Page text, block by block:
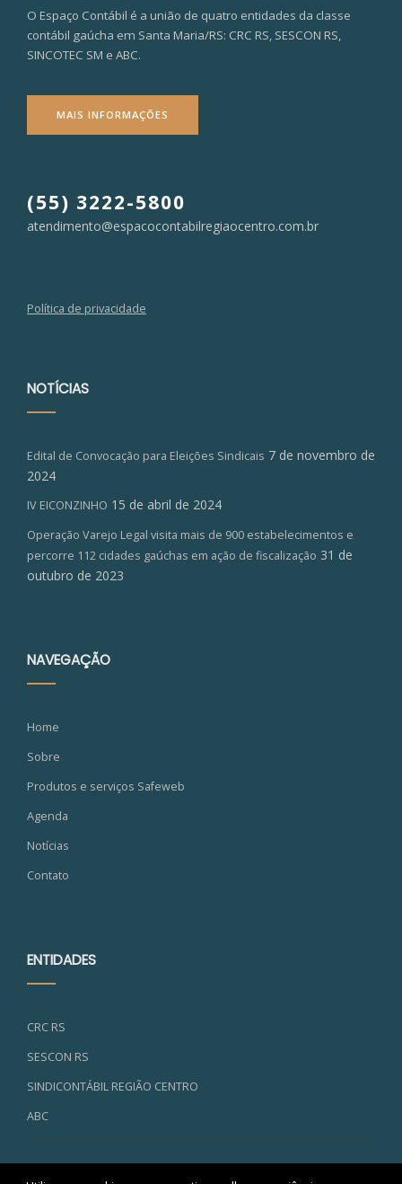
O Espaço Contábil é a união de quatro entidades da classe
contábil gaúcha em Santa Maria/RS: CRC RS, SESCON RS,
SINCOTEC SM e ABC.
MAIS INFORMAÇÕES
(55) 3222-5800
atendimento@espacocontabilregiaocentro.com.br
Política de privacidade
NOTÍCIAS
Edital de Convocação para Eleições Sindicais 7 de novembro de
2024
IV EICONZINHO 15 de abril de 2024
Operação Varejo Legal visita mais de 900 estabelecimentos e
percorre 112 cidades gaúchas em ação de fiscalização 31 de
outubro de 2023
NAVEGAÇÃO
Home
Sobre
Produtos e serviços Safeweb
Agenda
Notícias
Contato
ENTIDADES
CRC RS
SESCON RS
SINDICONTÁBIL REGIÃO CENTRO
ABC